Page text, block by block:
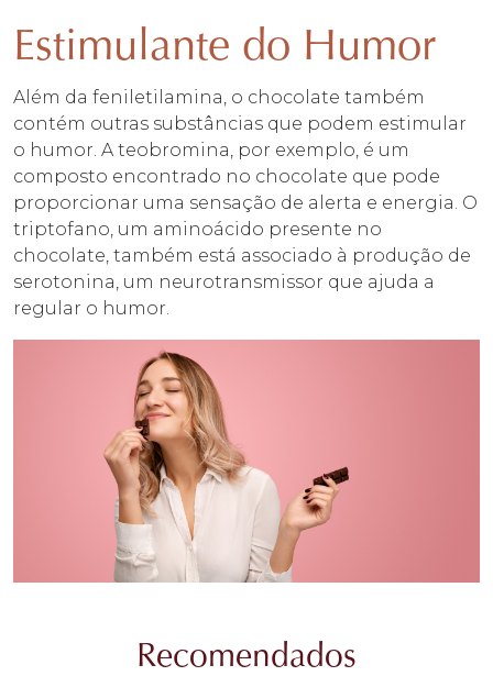
Estimulante do Humor
Além da feniletilamina, o chocolate também
contém outras substâncias que podem estimular
o humor. A teobromina, por exemplo, é um
composto encontrado no chocolate que pode
proporcionar uma sensação de alerta e energia. O
triptofano, um aminoácido presente no
chocolate, também está associado à produção de
serotonina, um neurotransmissor que ajuda a
regular o humor.
Recomendados